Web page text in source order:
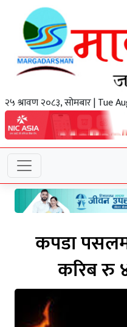
२५ श्रावण २०८३, सोमबार | Tue
कपडा
करिब रु